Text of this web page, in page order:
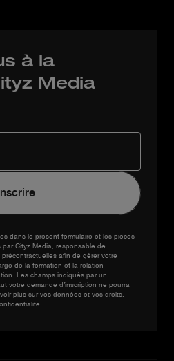
à la
Media
dans le présent formulaire et les pièces
Cityz Media, responsable de
afin de gérer votre
de la formation et la relation
Les champs indiqués par un
votre demande d’inscription ne pourra
plus sur vos données et vos droits,